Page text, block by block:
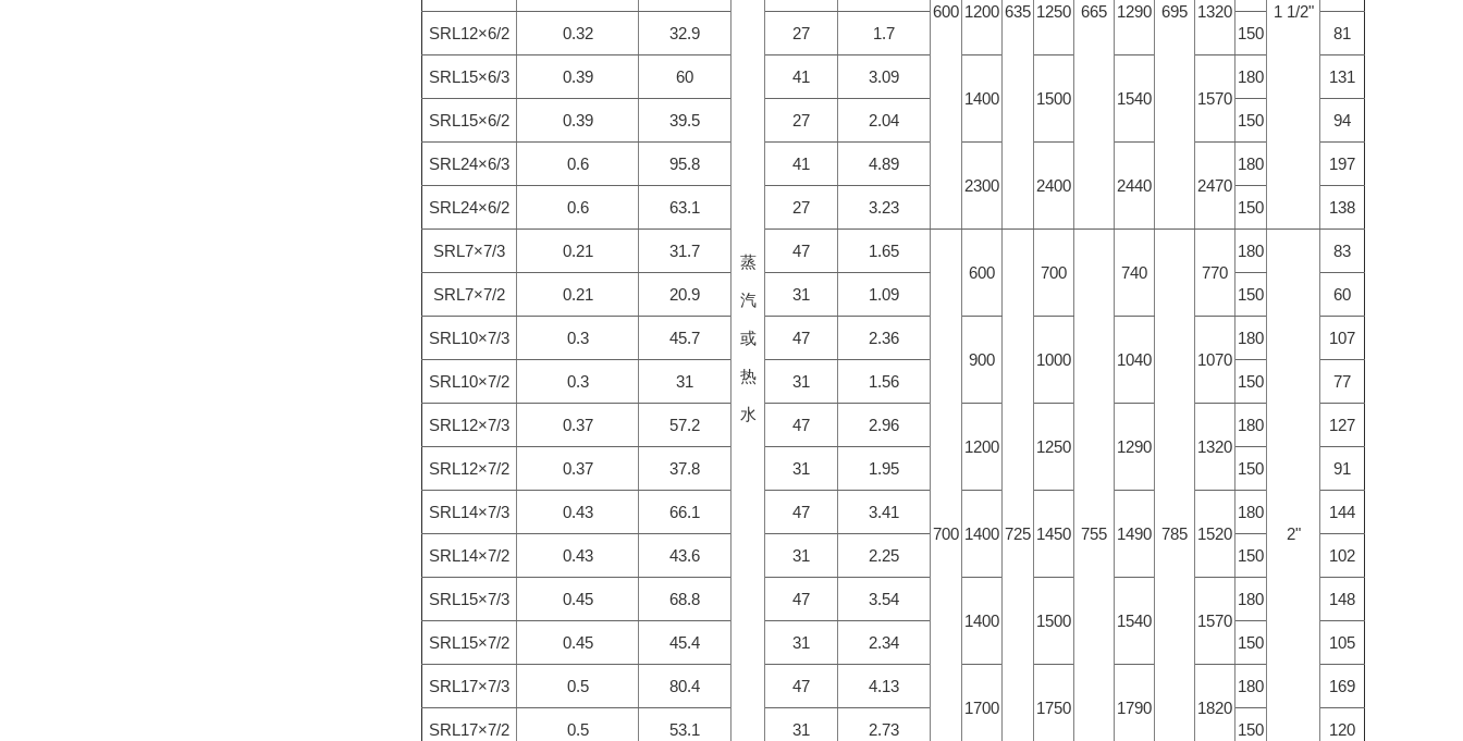
蒸
汽
或
热
水
600 635 665 695 1 1/2"
1200
1250 1290 1320
SRL12×6/2 0.32 32.9 27 1.7 150 81
SRL15×6/3 0.39 60 41
3.09
1400
1500 1540 1570
180 131
SRL15×6/2 0.39 39.5 27 2.04 150 94
SRL24×6/3 0.6 95.8 41
4.89
2300
2400 2440 2470
180 197
SRL24×6/2 0.6 63.1 27 3.23 150 138
SRL7×7/3 0.21 31.7 47 1.65
700
600
725
700
755
740
785
770
180
2"
83
SRL7×7/2 0.21 20.9 31 1.09 150 60
SRL10×7/3 0.3 45.7 47
2.36
900
1000 1040 1070
180 107
SRL10×7/2 0.3 31 31 1.56 150 77
SRL12×7/3 0.37 57.2 47
2.96
1200
1250 1290 1320
180 127
SRL12×7/2 0.37 37.8 31 1.95 150 91
SRL14×7/3 0.43 66.1 47
3.41
1400
1450 1490 1520
180 144
SRL14×7/2 0.43 43.6 31 2.25 150 102
SRL15×7/3 0.45 68.8 47
3.54
1400
1500 1540 1570
180 148
SRL15×7/2 0.45 45.4 31 2.34 150 105
SRL17×7/3 0.5 80.4 47
4.13
1700
1750 1790 1820
180 169
SRL17×7/2 0.5 53.1 31 2.73 150 120